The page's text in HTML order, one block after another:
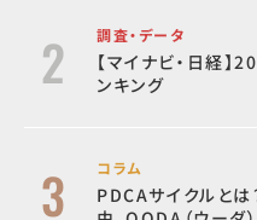
調査・データ
【マイナビ・日経
ンキング
コラム
PDCAサイクルと